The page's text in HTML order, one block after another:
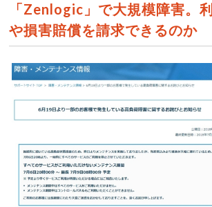
「Zenlogic」で大規模障害。
や損害賠償を請求できるのか